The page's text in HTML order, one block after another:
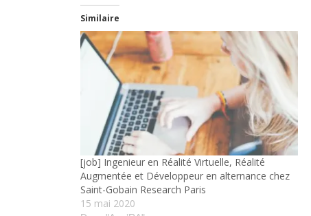
Similaire
[job] Ingenieur en Réalité Virtuelle, Réalité
Augmentée et Développeur en alternance chez
Saint-Gobain Research Paris
15 mai 2020